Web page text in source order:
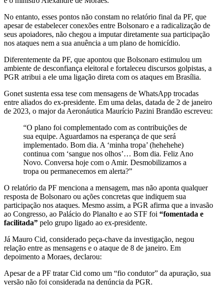
No entanto, esses pontos não constam no relatório final da PF, que
apesar de estabelecer conexões entre Bolsonaro e a radicalização de
seus apoiadores, não chegou a imputar diretamente sua participação
nos ataques nem a sua anuência a um plano de homicídio.
Diferentemente da PF, que apontou que Bolsonaro estimulou um
ambiente de desconfiança eleitoral e fortaleceu discursos golpistas, a
PGR atribui a ele uma ligação direta com os ataques em Brasília.
Gonet sustenta essa tese com mensagens de WhatsApp trocadas
entre aliados do ex-presidente. Em uma delas, datada de 2 de janeiro
de 2023, o major da Aeronáutica Maurício Pazini Brandão escreveu:
“O plano foi complementado com as contribuições de
sua equipe. Aguardamos na esperança de que será
implementado. Bom dia. A ‘minha tropa’ (hehehehe)
continua com ‘sangue nos olhos’… Bom dia. Feliz Ano
Novo. Conversa hoje com o Amir. Desmobilizamos a
tropa ou permanecemos em alerta?”
O relatório da PF menciona a mensagem, mas não aponta qualquer
resposta de Bolsonaro ou ações concretas que indiquem sua
participação nos ataques. Mesmo assim, a PGR afirma que a invasão
ao Congresso, ao Palácio do Planalto e ao STF foi “fomentada e
facilitada” pelo grupo ligado ao ex-presidente.
Já Mauro Cid, considerado peça-chave da investigação, negou
relação entre as mensagens e o ataque de 8 de janeiro. Em
depoimento a Moraes, declarou:
Apesar de a PF tratar Cid como um “fio condutor” da apuração, sua
versão não foi considerada na denúncia da PGR.